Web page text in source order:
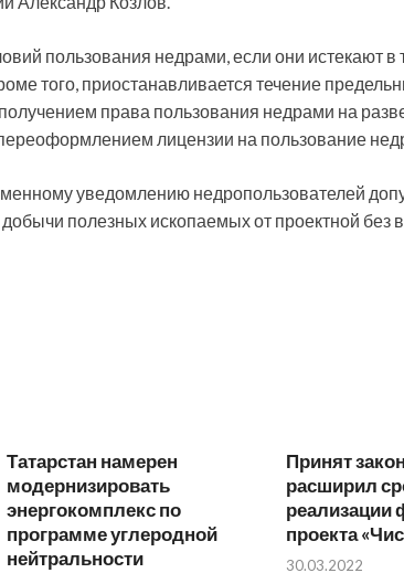
пользования недрами, если они истекают в
того, приостанавливается течение
права пользования недрами на
лицензии на пользование
уведомлению недропользователей
полезных ископаемых от проектной без
Татарстан намерен
модернизировать
энергокомплекс по
программе углеродной
нейтральности
Принят
расширил
реализации
проекта
30.03.2022